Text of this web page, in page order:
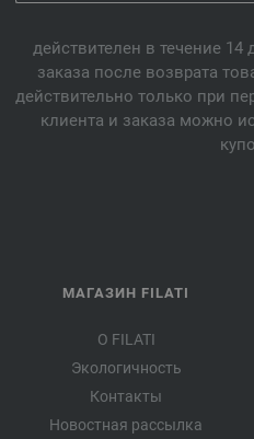
действителен в течение
заказа после возврата
действительно только при
клиента и заказа можно
МАГАЗИН FILATI
О FILATI
Экологичность
Контакты
Новостная рассылка